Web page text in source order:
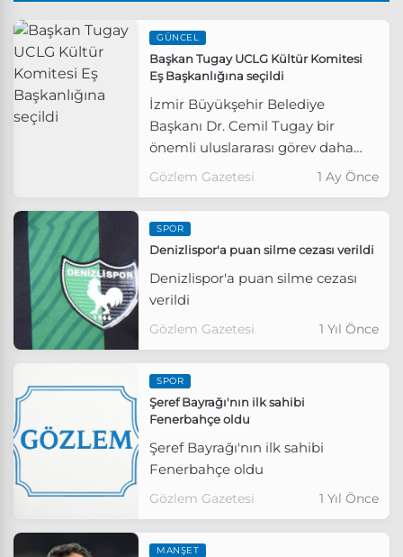
GÜNCEL
Başkan Tugay UCLG Kültür Komitesi
Eş Başkanlığına seçildi
İzmir Büyükşehir Belediye
Başkanı Dr. Cemil Tugay bir
önemli uluslararası görev daha
üstlenerek UCLG Kültür Komitesi
çalışmaları nedeniyle layık
görüldü.
Gözlem Gazetesi 1 Ay Önce
SPOR
Denizlispor'a puan silme cezası verildi
Denizlispor'a puan silme cezası
verildi
Gözlem Gazetesi 1 Yıl Önce
SPOR
Şeref Bayrağı'nın ilk sahibi
Fenerbahçe oldu
Şeref Bayrağı'nın ilk sahibi
Fenerbahçe oldu
Gözlem Gazetesi 1 Yıl Önce
MANŞET